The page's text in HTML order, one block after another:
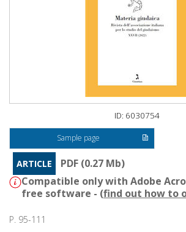
ID: 6030754
Sample page
ARTICLE
PDF (0.27 Mb)
Compatible only with Adobe
free software - (find out how to
P. 95-111